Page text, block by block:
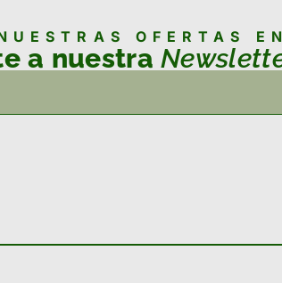
OFERTAS
a nuestra